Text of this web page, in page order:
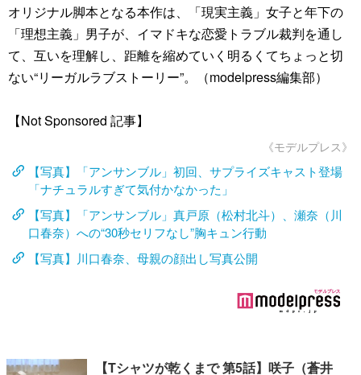
オリジナル脚本となる本作は、「現実主義」女子と年下の
「理想主義」男子が、イマドキな恋愛トラブル裁判を通し
て、互いを理解し、距離を縮めていく明るくてちょっと切
ない“リーガルラブストーリー”。（modelpress編集部）
【Not Sponsored 記事】
《モデルプレス》
【写真】「アンサンブル」初回、サプライズキャスト登場
「ナチュラルすぎて気付かなかった」
【写真】「アンサンブル」真戸原（松村北斗）、瀬奈（川
口春奈）への“30秒セリフなし”胸キュン行動
【写真】川口春奈、母親の顔出し写真公開
【Tシャツが乾くまで 第5話】咲子（蒼井